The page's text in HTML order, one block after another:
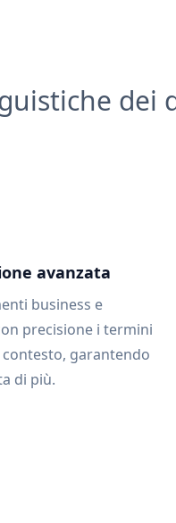
dei
avanzata
business e
precisione i termini
garantendo
di più.